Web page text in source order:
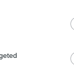
išliks Lietuvos